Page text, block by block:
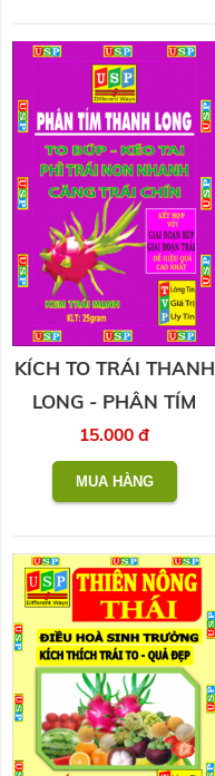
KÍCH TO TRÁI THANH
LONG - PHÂN TÍM
15.000 đ